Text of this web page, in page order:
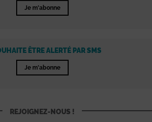
Je m'abonne
ÊTRE ALERTÉ PAR SMS
Je m'abonne
REJOIGNEZ-NOUS !